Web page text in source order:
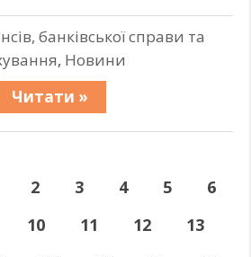
банківської справи та
, Новини
Читати »
2 3 4 5
6
10 11 12
13